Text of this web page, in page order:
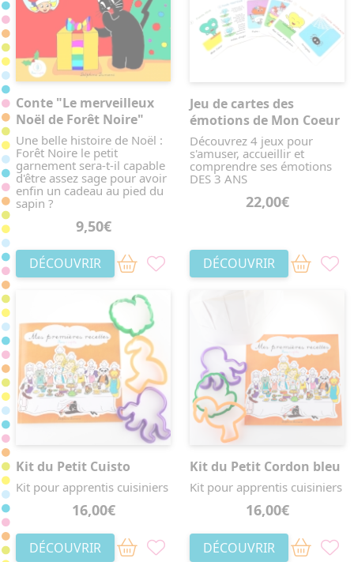
Conte "Le merveilleux
Noël de Forêt Noire"
Une belle histoire de Noël :
Forêt Noire le petit
garnement sera-t-il capable
d'être assez sage pour avoir
enfin un cadeau au pied du
sapin ?
9,50€
DÉCOUVRIR
Jeu de cartes des
émotions de Mon Coeur
Découvrez 4 jeux pour
s'amuser, accueillir et
comprendre ses émotions
DES 3 ANS
22,00€
DÉCOUVRIR
Kit du Petit Cuisto
Kit pour apprentis cuisiniers
16,00€
DÉCOUVRIR
Kit du Petit Cordon bleu
Kit pour apprentis cuisiniers
16,00€
DÉCOUVRIR